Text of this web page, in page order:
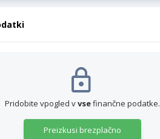
Pridobite vpogled vvsefinančne podatke.
Preizkusi brezplačno